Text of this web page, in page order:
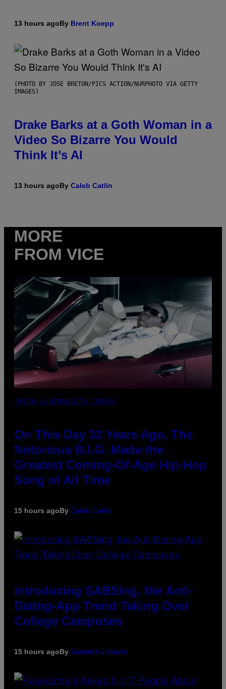
13 hours agoBy Brent Koepp
(PHOTO BY JOSE BRETON/PICS ACTION/NURPHOTO VIA GETTY
IMAGES)
Drake Barks at a Goth Woman in a
Video So Bizarre You Would
Think It’s AI
13 hours agoBy Caleb Catlin
MORE
FROM VICE
(PHOTO BY NITRO/GETTY IMAGES)
On This Day 32 Years Ago, The
Notorious B.I.G. Made the
Greatest Coming-Of-Age Hip-Hop
Song of All Time
15 hours agoBy Caleb Catlin
Introducing SABSing, the Anti-
Dating-App Trend Taking Over
College Campuses
15 hours agoBy Sammi Caramela